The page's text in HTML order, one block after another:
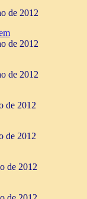
de 2012
de 2012
de 2012
de 2012
de 2012
de 2012